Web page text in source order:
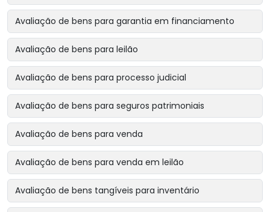
Avaliação de bens para garantia em financiamento
Avaliação de bens para leilão
Avaliação de bens para processo judicial
Avaliação de bens para seguros patrimoniais
Avaliação de bens para venda
Avaliação de bens para venda em leilão
Avaliação de bens tangíveis para inventário